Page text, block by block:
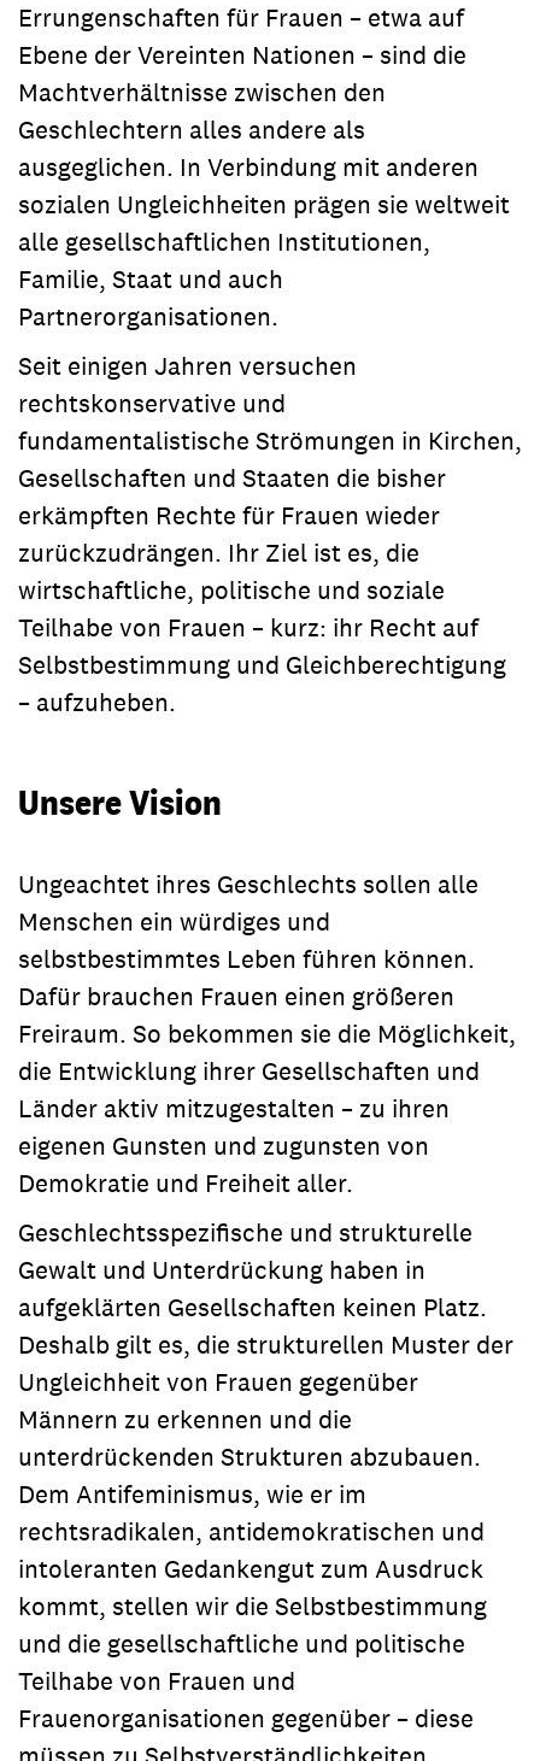
Errungenschaften für Frauen – etwa auf
Ebene der Vereinten Nationen – sind die
Machtverhältnisse zwischen den
Geschlechtern alles andere als
ausgeglichen. In Verbindung mit anderen
sozialen Ungleichheiten prägen sie weltweit
alle gesellschaftlichen Institutionen,
Familie, Staat und auch
Partnerorganisationen.
Seit einigen Jahren versuchen
rechtskonservative und
fundamentalistische Strömungen in Kirchen,
Gesellschaften und Staaten die bisher
erkämpften Rechte für Frauen wieder
zurückzudrängen. Ihr Ziel ist es, die
wirtschaftliche, politische und soziale
Teilhabe von Frauen – kurz: ihr Recht auf
Selbstbestimmung und Gleichberechtigung
– aufzuheben.
Unsere Vision
Ungeachtet ihres Geschlechts sollen alle
Menschen ein würdiges und
selbstbestimmtes Leben führen können.
Dafür brauchen Frauen einen größeren
Freiraum. So bekommen sie die Möglichkeit,
die Entwicklung ihrer Gesellschaften und
Länder aktiv mitzugestalten – zu ihren
eigenen Gunsten und zugunsten von
Demokratie und Freiheit aller.
Geschlechtsspezifische und strukturelle
Gewalt und Unterdrückung haben in
aufgeklärten Gesellschaften keinen Platz.
Deshalb gilt es, die strukturellen Muster der
Ungleichheit von Frauen gegenüber
Männern zu erkennen und die
unterdrückenden Strukturen abzubauen.
Dem Antifeminismus, wie er im
rechtsradikalen, antidemokratischen und
intoleranten Gedankengut zum Ausdruck
kommt, stellen wir die Selbstbestimmung
und die gesellschaftliche und politische
Teilhabe von Frauen und
Frauenorganisationen gegenüber – diese